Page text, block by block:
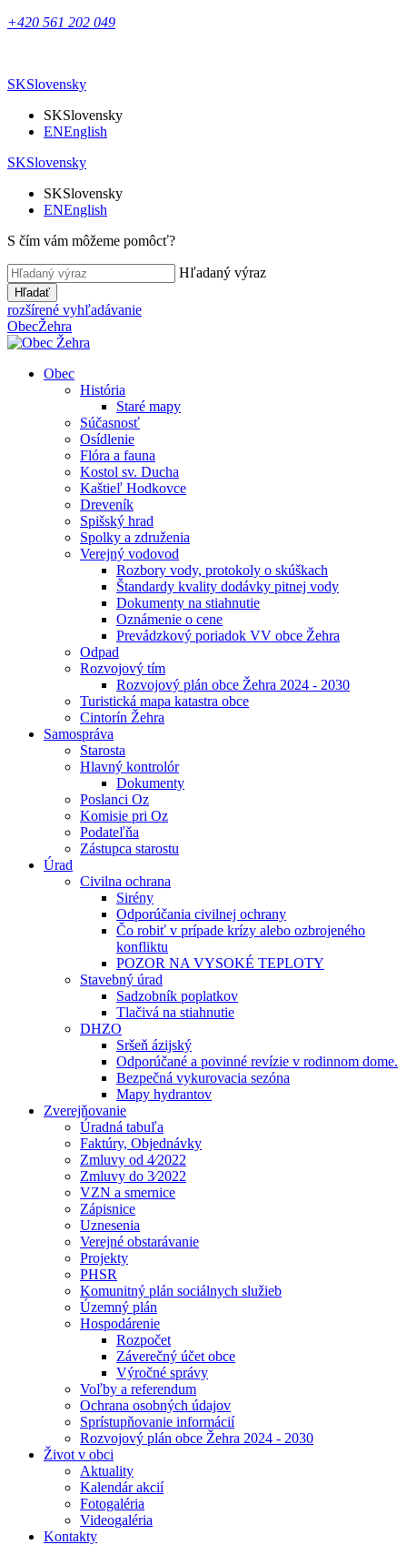
+420 561 202 049
SKSlovensky
SKSlovensky
ENEnglish
SKSlovensky
SKSlovensky
ENEnglish
S čím vám môžeme pomôcť?
Hľadaný výraz
Hľadať
rozšírené vyhľadávanie
ObecŽehra
Obec
História
Staré mapy
Súčasnosť
Osídlenie
Flóra a fauna
Kostol sv. Ducha
Kaštieľ Hodkovce
Dreveník
Spišský hrad
Spolky a združenia
Verejný vodovod
Rozbory vody, protokoly o skúškach
Štandardy kvality dodávky pitnej vody
Dokumenty na stiahnutie
Oznámenie o cene
Prevádzkový poriadok VV obce Žehra
Odpad
Rozvojový tím
Rozvojový plán obce Žehra 2024 - 2030
Turistická mapa katastra obce
Cintorín Žehra
Samospráva
Starosta
Hlavný kontrolór
Dokumenty
Poslanci Oz
Komisie pri Oz
Podateľňa
Zástupca starostu
Úrad
Civilna ochrana
Sirény
Odporúčania civilnej ochrany
Čo robiť v prípade krízy alebo ozbrojeného
konfliktu
POZOR NA VYSOKÉ TEPLOTY
Stavebný úrad
Sadzobník poplatkov
Tlačivá na stiahnutie
DHZO
Sršeň ázijský
Odporúčané a povinné revízie v rodinnom dome.
Bezpečná vykurovacia sezóna
Mapy hydrantov
Zverejňovanie
Úradná tabuľa
Faktúry, Objednávky
Zmluvy od 4⁄2022
Zmluvy do 3⁄2022
VZN a smernice
Zápisnice
Uznesenia
Verejné obstarávanie
Projekty
PHSR
Komunitný plán sociálnych služieb
Územný plán
Hospodárenie
Rozpočet
Záverečný účet obce
Výročné správy
Voľby a referendum
Ochrana osobných údajov
Sprístupňovanie informácií
Rozvojový plán obce Žehra 2024 - 2030
Život v obci
Aktuality
Kalendár akcií
Fotogaléria
Videogaléria
Kontakty